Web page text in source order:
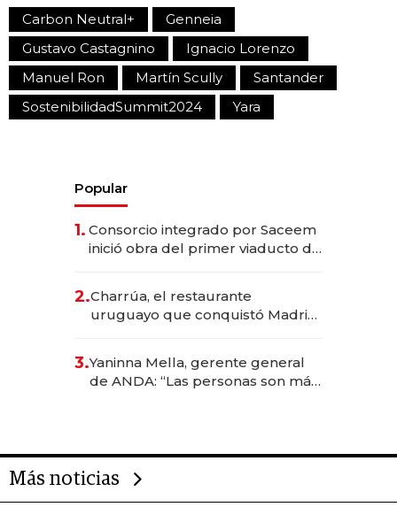
Carbon Neutral+
Genneia
Gustavo Castagnino
Ignacio Lorenzo
Manuel Ron
Martín Scully
Santander
SostenibilidadSummit2024
Yara
Popular
1. Consorcio integrado por Saceem
inició obra del primer viaducto de
millones
2.Charrúa, el restaurante
uruguayo que conquistó Madrid:
anticipación y prepara apertura
3.Yaninna Mella, gerente general
de ANDA: “Las personas son más
Más noticias